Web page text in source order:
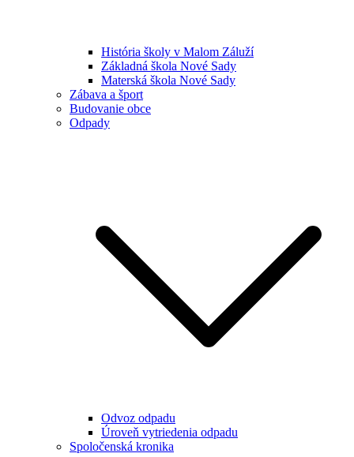
História školy v Malom Záluží
Základná škola Nové Sady
Materská škola Nové Sady
Zábava a šport
Budovanie obce
Odpady
Odvoz odpadu
Úroveň vytriedenia odpadu
Spoločenská kronika